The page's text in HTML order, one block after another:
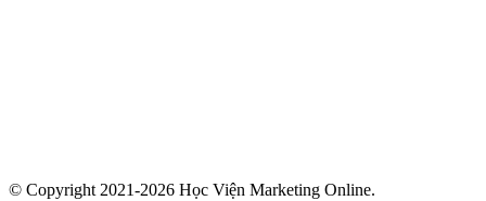
© Copyright 2021-2026 Học Viện Marketing Online.